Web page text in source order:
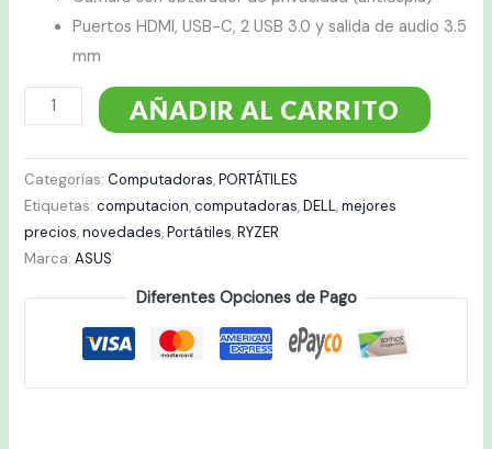
Puertos HDMI, USB-C, 2 USB 3.0 y salida de audio 3.5
mm
AÑADIR AL CARRITO
Categorías:Computadoras,PORTÁTILES
Etiquetas:computacion,computadoras,DELL,mejores
precios,novedades,Portátiles,RYZER
Marca:ASUS
Diferentes Opciones de Pago